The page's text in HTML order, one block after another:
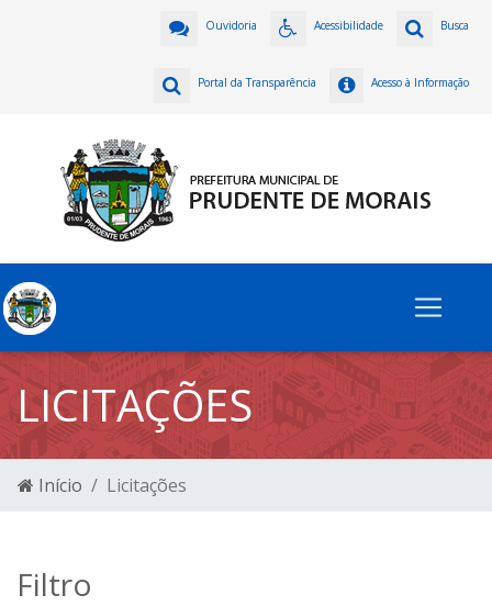
Busca
Acessibilidade
Ouvidoria
Acesso à Informação
Portal da Transparência
LICITAÇÕES
Início Licitações
Filtro